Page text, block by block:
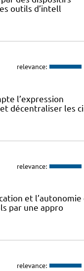
outils d’intell
relevance:
l’expression
décentraliser les
relevance:
et l’autonomie
par une appro
relevance: